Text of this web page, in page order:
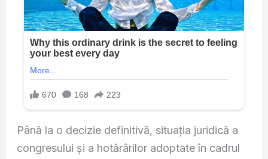
Până la o decizie definitivă, situația juridică a
congresului și a hotărârilor adoptate în cadrul